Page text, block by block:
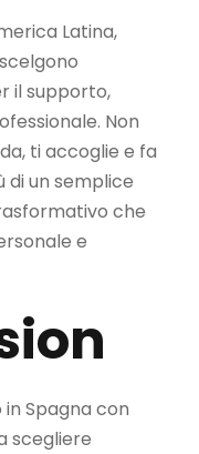
Latina,
il supporto,
Non
ti accoglie e fa
di un semplice
che
e
Spagna con
scegliere